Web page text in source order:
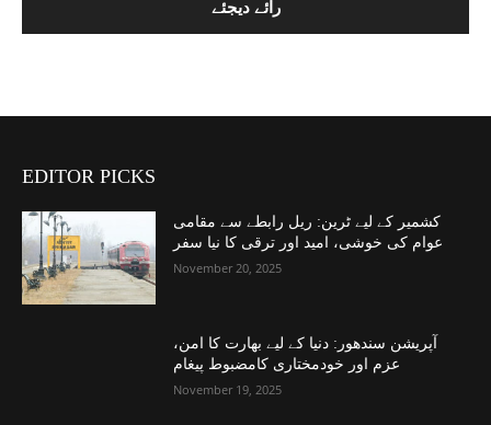
EDITOR PICKS
کشمیر کے لیے ٹرین: ریل رابطے سے مقامی
عوام کی خوشی، امید اور ترقی کا نیا سفر
November 20, 2025
آپریشن سندھور: دنیا کے لیے بھارت کا امن،
عزم اور خودمختاری کامضبوط پیغام
November 19, 2025